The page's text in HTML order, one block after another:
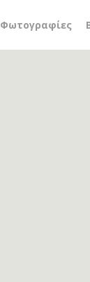
Φωτογραφίες